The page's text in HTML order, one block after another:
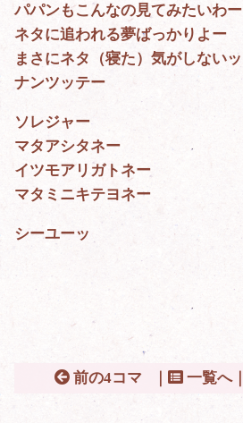
パパンもこんなの見てみたいわー
ネタに追われる夢ばっかりよー
まさにネタ（寝た）気がしないッ
ナンツッテー
ソレジャー
マタアシタネー
イツモアリガトネー
マタミニキテヨネー
シーユーッ
前の4コマ 一覧へ｜